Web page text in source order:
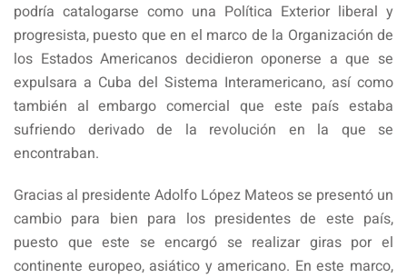
podría catalogarse como una Política Exterior liberal y
progresista, puesto que en el marco de la Organización de
los Estados Americanos decidieron oponerse a que se
expulsara a Cuba del Sistema Interamericano, así como
también al embargo comercial que este país estaba
sufriendo derivado de la revolución en la que se
encontraban.
Gracias al presidente Adolfo López Mateos se presentó un
cambio para bien para los presidentes de este país,
puesto que este se encargó se realizar giras por el
continente europeo, asiático y americano. En este marco,